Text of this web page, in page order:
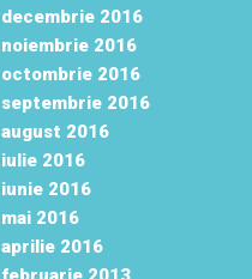
decembrie 2016
noiembrie 2016
octombrie 2016
septembrie 2016
august 2016
iulie 2016
iunie 2016
mai 2016
aprilie 2016